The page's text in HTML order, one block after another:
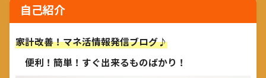
自己紹介
家計改善！マネ活情報発信ブログ♪
便利！簡単！すぐ出来るものばかり！